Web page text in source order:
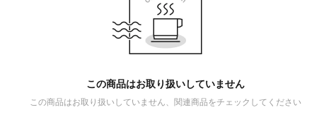
この商品はお取り扱いしていません
この商品はお取り扱いしていません、関連商品をチェックしてください